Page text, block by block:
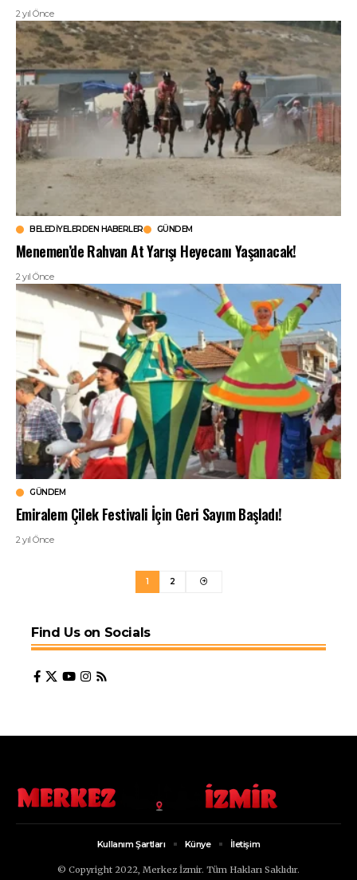
2 yıl Önce
BELEDIYELERDEN HABERLER GÜNDEM
Menemen’de Rahvan At Yarışı Heyecanı Yaşanacak!
2 yıl Önce
GÜNDEM
Emiralem Çilek Festivali İçin Geri Sayım Başladı!
2 yıl Önce
1 2
Find Us on Socials
© Copyright 2022, Merkez İzmir. Tüm Hakları Saklıdır.
Kullanım Şartları Künye İletişim